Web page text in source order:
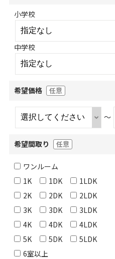
小学校
中学校
希望価格 任意
～
希望間取り 任意
ワンルーム
1K
1DK
1LDK
2K
2DK
2LDK
3K
3DK
3LDK
4K
4DK
4LDK
5K
5DK
5LDK
6室以上